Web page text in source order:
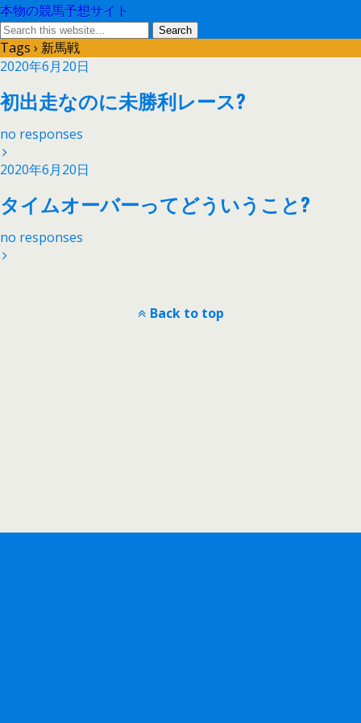
本物の競馬予想サイト
Tags › 新馬戦
2020年6月20日
初出走なのに未勝利レース?
no responses
2020年6月20日
タイムオーバーってどういうこと?
no responses
Back to top